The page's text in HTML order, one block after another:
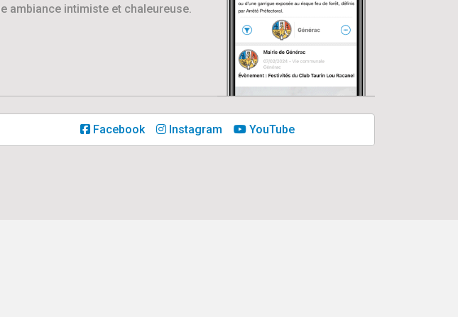
ambiance intimiste et chaleureuse.
Facebook Instagram YouTube